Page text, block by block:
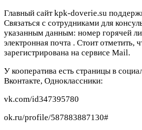
Главный сайт kpk-doverie.su
Связаться с сотрудниками для
указанным данным: номер горячей
электронная почта . Стоит отметить,
зарегистрирована на сервисе Mail.
У кооператива есть страницы в
Вконтакте, Одноклассники:
vk.com/id347395780
ok.ru/profile/587883887130#